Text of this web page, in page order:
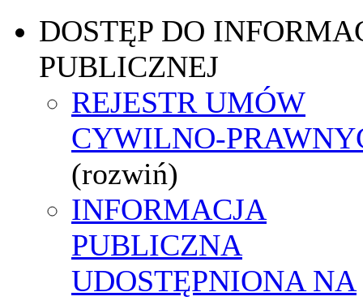
DOSTĘP DO
PUBLICZNEJ
REJESTR UMÓW
CYWILNO-
(rozwiń)
INFORMACJA
PUBLICZNA
UDOSTĘPNIONA NA